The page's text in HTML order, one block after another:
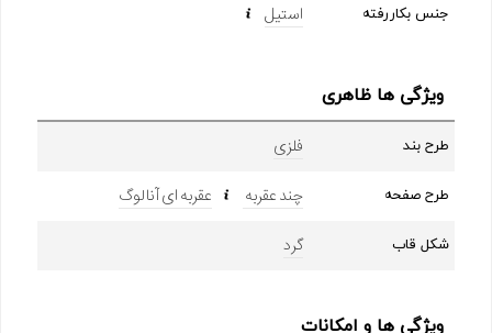
جنس بکاررفته استیل
ویژگی ها ظاهری
طرح بند فلزی
طرح صفحه چند عقربه عقربه ای آنالوگ
شکل قاب گرد
ویژگی ها و امکانات